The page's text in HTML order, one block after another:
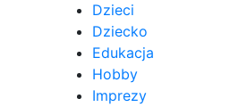
Dzieci
Dziecko
Edukacja
Hobby
Imprezy